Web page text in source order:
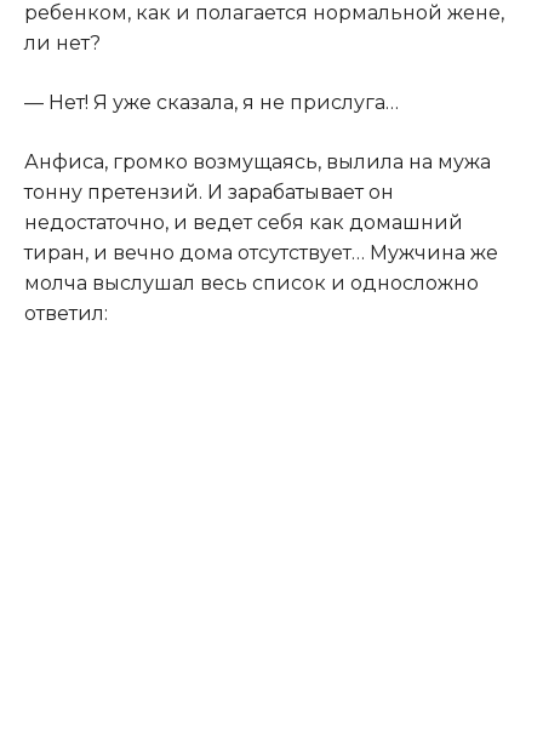
ребенком, как и полагается нормальной жене,
ли нет?
— Нет! Я уже сказала, я не прислуга…
Анфиса, громко возмущаясь, вылила на мужа
тонну претензий. И зарабатывает он
недостаточно, и ведет себя как домашний
тиран, и вечно дома отсутствует… Мужчина же
молча выслушал весь список и односложно
ответил: